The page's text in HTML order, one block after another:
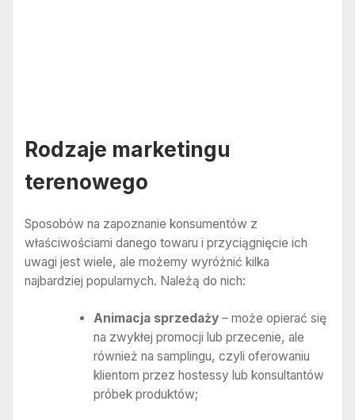
Rodzaje marketingu
terenowego
Sposobów na zapoznanie konsumentów z
właściwościami danego towaru i przyciągnięcie ich
uwagi jest wiele, ale możemy wyróżnić kilka
najbardziej popularnych. Należą do nich:
Animacja sprzedaży– może opierać się
na zwykłej promocji lub przecenie, ale
również na samplingu, czyli oferowaniu
klientom przez hostessy lub konsultantów
próbek produktów;